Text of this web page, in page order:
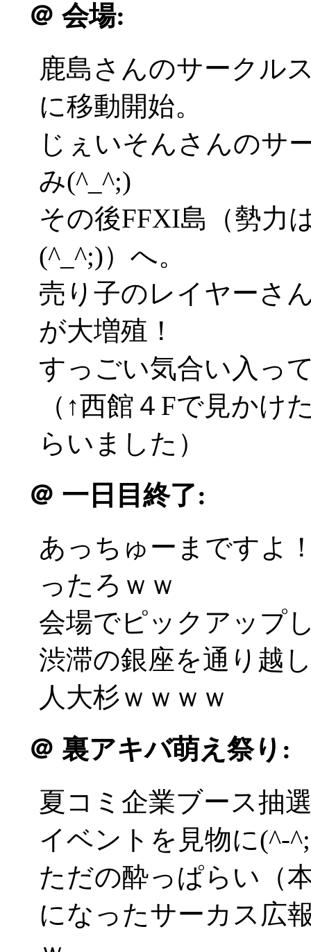
＠ 会場:
鹿島さんのサークル
に移動開始。
じぇいそんさんのサ
み(^_^;)
その後FFXI島（勢力
(^_^;)）へ。
売り子のレイヤーさ
が大増殖！
すっごい気合い入っ
（↑西館４Fで見かけ
らいました）
＠ 一日目終了:
あっちゅーまですよ
ったろｗｗ
会場でピックアップ
渋滞の銀座を通り越
人大杉ｗｗｗｗ
＠ 裏アキバ萌え祭り:
夏コミ企業ブース抽
イベントを見物に(^-
ただの酔っぱらい（
になったサーカス広